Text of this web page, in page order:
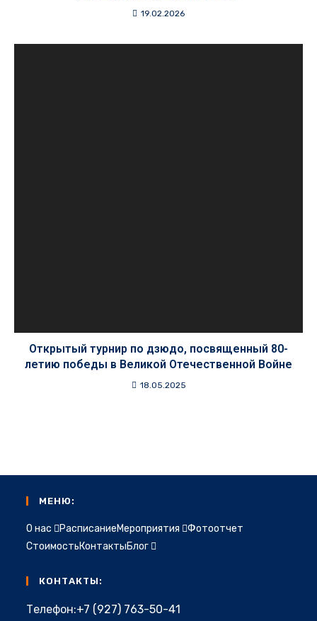
19.02.2026
Открытый турнир по дзюдо, посвященный 80-
летию победы в Великой Отечественной Войне
18.05.2025
МЕНЮ:
О нас РасписаниеМероприятия
Фотоотчет
СтоимостьКонтактыБлог
КОНТАКТЫ:
Телефон:+7 (927) 763-50-41